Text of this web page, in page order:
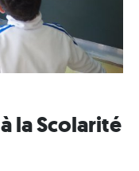
la Scolarité